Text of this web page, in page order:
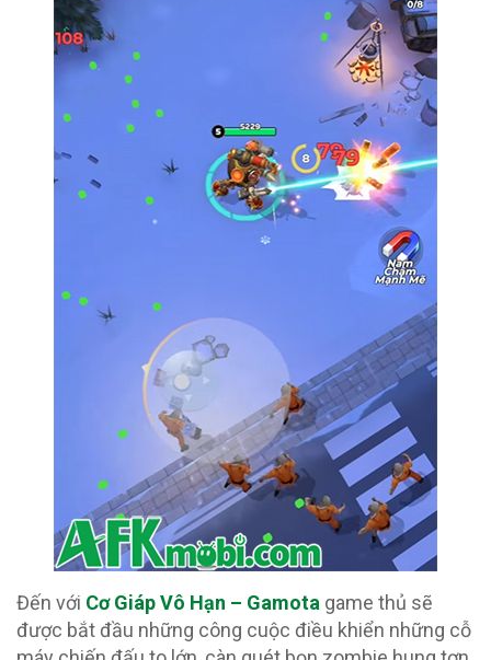
Đến với Cơ Giáp Vô Hạn – Gamota game thủ sẽ
được bắt đầu những công cuộc điều khiển những cỗ